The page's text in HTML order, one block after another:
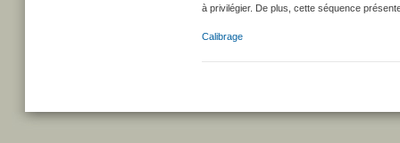
à privilégier. De plus, cette séquence
Calibrage